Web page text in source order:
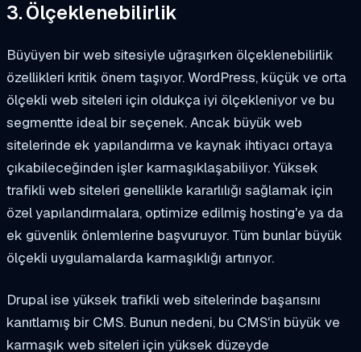
3. Ölçeklenebilirlik
Büyüyen bir web sitesiyle uğraşırken ölçeklenebilirlik
özellikleri kritik önem taşıyor. WordPress, küçük ve orta
ölçekli web siteleri için oldukça iyi ölçekleniyor ve bu
segmentte ideal bir seçenek. Ancak büyük web
sitelerinde ek yapılandırma ve kaynak ihtiyacı ortaya
çıkabileceğinden işler karmaşıklaşabiliyor. Yüksek
trafikli web siteleri genellikle kararlılığı sağlamak için
özel yapılandırmalara, optimize edilmiş hosting'e ya da
ek güvenlik önlemlerine başvuruyor. Tüm bunlar büyük
ölçekli uygulamalarda karmaşıklığı artırıyor.
Drupal ise yüksek trafikli web sitelerinde başarısını
kanıtlamış bir CMS. Bunun nedeni, bu CMS'in büyük ve
karmaşık web siteleri için yüksek düzeyde